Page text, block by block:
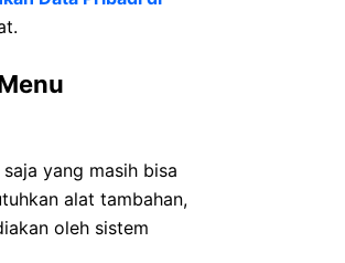
yang masih bisa
alat tambahan,
oleh sistem